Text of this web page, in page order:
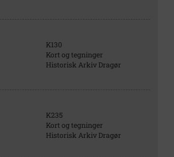
K130
Kort og tegninger
Historisk Arkiv Dragør
K235
Kort og tegninger
Historisk Arkiv Dragør